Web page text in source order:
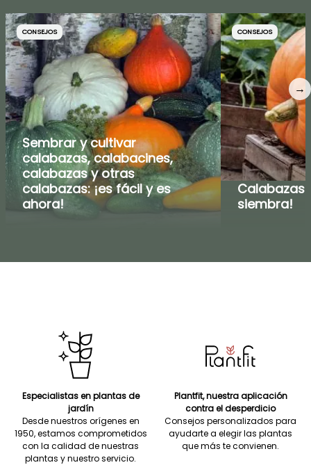
CONSEJOS
Sembrar y cultivar
calabazas, calabacines,
calabazas y otras
calabazas: ¡es fácil y es
ahora!
CONSEJOS
Calabazas
siembra!
→
Especialistas en plantas de
jardín
Desde nuestros orígenes en
1950, estamos comprometidos
con la calidad de nuestras
plantas y nuestro servicio.
Plantfit, nuestra aplicación
contra el desperdicio
Consejos personalizados para
ayudarte a elegir las plantas
que más te convienen.